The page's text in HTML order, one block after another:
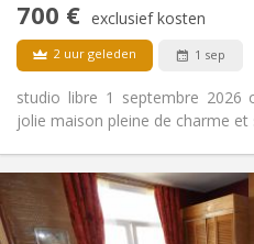
700 € exclusief kosten
2 uur geleden 1 sep
studio libre 1 septembre 2026
jolie maison pleine de charme